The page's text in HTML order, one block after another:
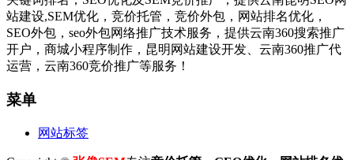
站建设,SEM优化，竞价托管，竞价外包，网站排名优化，
SEO外包，seo外包网络推广技术服务，提供云南360搜索推广
开户，商城小程序制作，昆明网站建设开发、云南360推广代
运营，云南360竞价推广等服务！
菜单
网站标签